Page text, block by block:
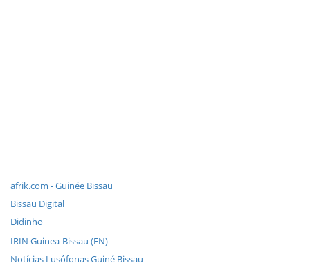
afrik.com - Guinée Bissau
Bissau Digital
Didinho
IRIN Guinea-Bissau (EN)
Notícias Lusófonas Guiné Bissau